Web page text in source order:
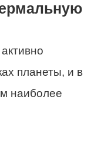
планеты, и в
наиболее